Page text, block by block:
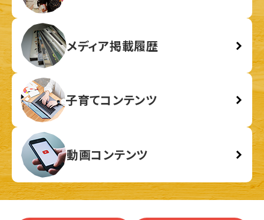
メディア掲載履歴
子育てコンテンツ
動画コンテンツ